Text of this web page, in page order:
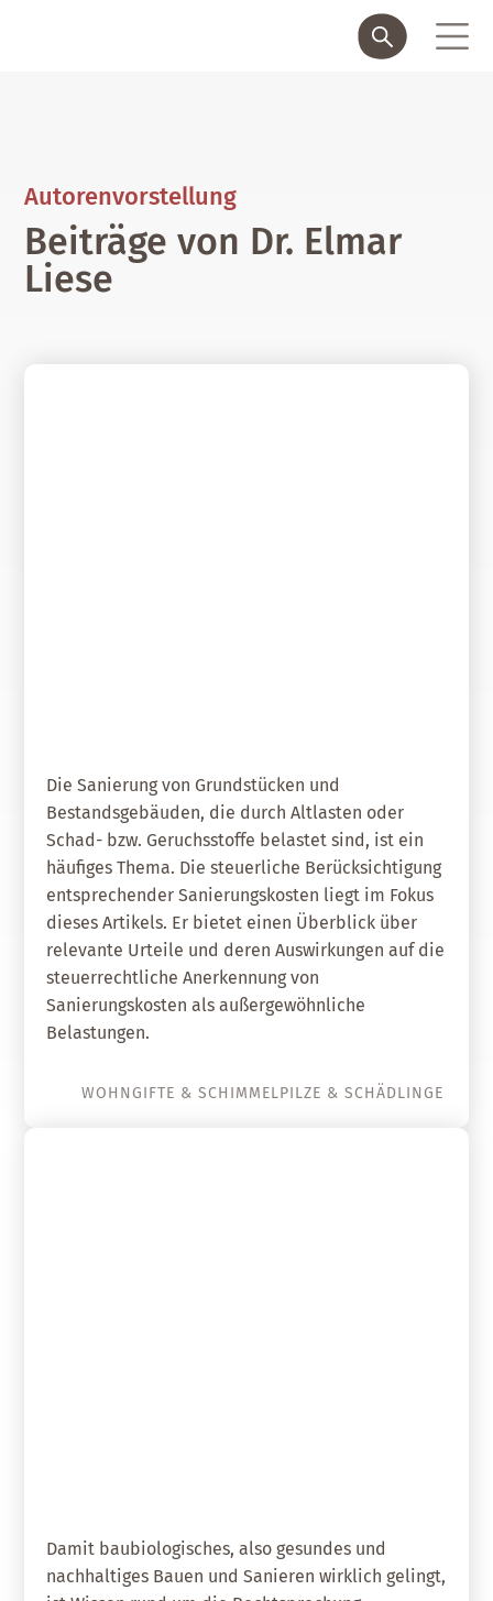
Autorenvorstellung
Beiträge von Dr. Elmar
Liese
Die Sanierung von Grundstücken und
Bestandsgebäuden, die durch Altlasten oder
Schad- bzw. Geruchsstoffe belastet sind, ist ein
häufiges Thema. Die steuerliche Berücksichtigung
entsprechender Sanierungskosten liegt im Fokus
dieses Artikels. Er bietet einen Überblick über
relevante Urteile und deren Auswirkungen auf die
steuerrechtliche Anerkennung von
Sanierungskosten als außergewöhnliche
Belastungen.
WOHNGIFTE & SCHIMMELPILZE & SCHÄDLINGE
Damit baubiologisches, also gesundes und
nachhaltiges Bauen und Sanieren wirklich gelingt,